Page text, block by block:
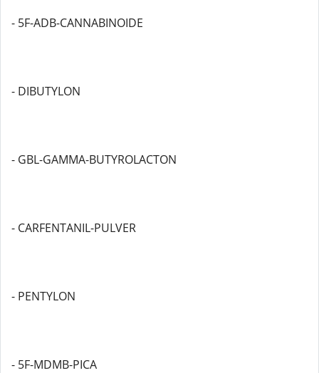
- 5F-ADB-CANNABINOIDE
- DIBUTYLON
- GBL-GAMMA-BUTYROLACTON
- CARFENTANIL-PULVER
- PENTYLON
- 5F-MDMB-PICA